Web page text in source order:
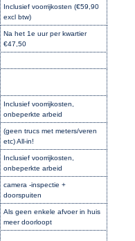
Inclusief voorrijkosten (€59,90
excl btw)
Na het 1e uur per kwartier
€47,50
Inclusief voorrijkosten,
onbeperkte arbeid
(geen trucs met meters/veren
etc) All-in!
Inclusief voorrijkosten,
onbeperkte arbeid
camera -inspectie +
doorspuiten
Als geen enkele afvoer in huis
meer doorloopt